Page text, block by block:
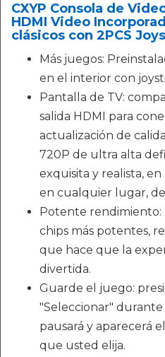
CXYP Consola de
HDMI Video
clásicos con 2PCS
Más juegos:
en el interior con
Pantalla de TV:
salida HDMI para
actualización de
720P de ultra alta
exquisita y realista,
en cualquier lugar,
Potente rendimiento:
chips más potentes,
que hace que la
divertida.
Guarde el juego:
"Seleccionar"
pausará y aparecerá
que usted elija.